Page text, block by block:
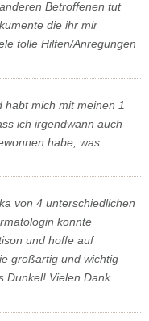
Betroffenen tut
die ihr mir
tolle Hilfen/Anregungen
habt mich mit meinen 1
ich irgendwann auch
habe, was
von 4 unterschiedlichen
konnte
und hoffe auf
großartig und wichtig
Dunkel! Vielen Dank